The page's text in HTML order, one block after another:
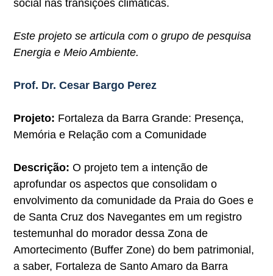
social nas transições climáticas.
Este projeto se articula com o grupo de pesquisa
Energia e Meio Ambiente.
Prof. Dr. Cesar Bargo Perez
Projeto: Fortaleza da Barra Grande: Presença,
Memória e Relação com a Comunidade
Descrição:O projeto tem a intenção de
aprofundar os aspectos que consolidam o
envolvimento da comunidade da Praia do Goes e
de Santa Cruz dos Navegantes em um registro
testemunhal do morador dessa Zona de
Amortecimento (Buffer Zone) do bem patrimonial,
a saber, Fortaleza de Santo Amaro da Barra